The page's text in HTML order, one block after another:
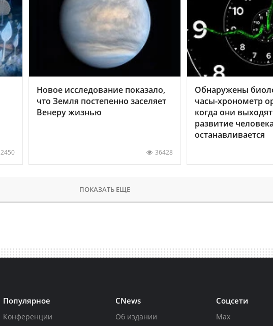
2450
Новое исследование показало,
что Земля постепенно заселяет
Венеру жизнью
36428
Обнаружены
часы-хронометр
когда они
развитие человека
останавливается
ПОКАЗАТЬ ЕЩЕ
Популярное
Конференции
CNews
Об издании
Соцсети
Max